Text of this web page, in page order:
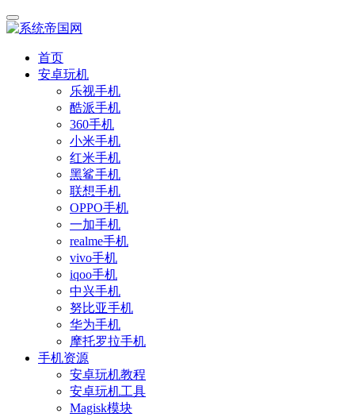
首页
安卓玩机
乐视手机
酷派手机
360手机
小米手机
红米手机
黑鲨手机
联想手机
OPPO手机
一加手机
realme手机
vivo手机
iqoo手机
中兴手机
努比亚手机
华为手机
摩托罗拉手机
手机资源
安卓玩机教程
安卓玩机工具
Magisk模块